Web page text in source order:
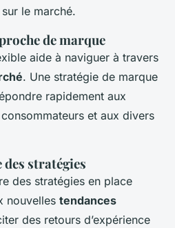
le marché.
de marque
aide à naviguer à travers
. Une stratégie de marque
rapidement aux
et aux divers
stratégies
des stratégies en place
nouvelles tendances
des retours d’expérience